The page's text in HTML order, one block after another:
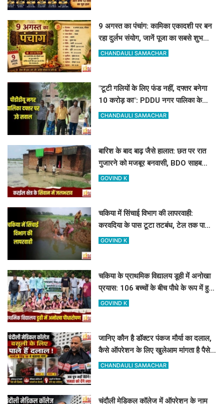
9 अगस्त का पंचांग: कामिका एकादशी पर बन
रहा दुर्लभ संयोग, जानें पूजा का सबसे शुभ
मुहूर्त और राहुकाल
CHANDAULI SAMACHAR
"टूटी गलियों के लिए फंड नहीं, दफ्तर बनेगा
10 करोड़ का": PDDU नगर पालिका के
प्लान पर बोले-संतोष पाठक
CHANDAULI SAMACHAR
बारिश के बाद बाढ़ जैसे हालात: छत पर रात
गुजारने को मजबूर बनवासी, BDO साहब
रास्ता और जलनिकासी तो बनवा दीजिए!
GOVIND K
चकिया में सिंचाई विभाग की लापरवाही:
करवदिया के पास टूटा तटबंध, टेल तक पानी
न पहुंचने से किसान परेशान
GOVIND K
चकिया के प्राथमिक विद्यालय डूही में अनोखा
प्रयास: 106 बच्चों के बीच पौधे के रूप में हुआ
107वां 'नया एडमिशन'
GOVIND K
जानिए कौन है डॉक्टर पंकज मौर्या का दलाल,
कैसे ऑपरेशन के लिए खुलेआम मांगता है पैसे,
मनोज सिंह डब्लू ने खोला मोर्चा
CHANDAULI SAMACHAR
चंदौली मेडिकल कॉलेज में ऑपरेशन के नाम